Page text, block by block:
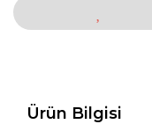
Ürün Bilgisi